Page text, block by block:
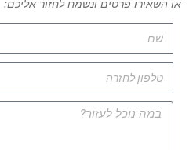
או השאירו פרטים ונשמח לחזור אליכם: